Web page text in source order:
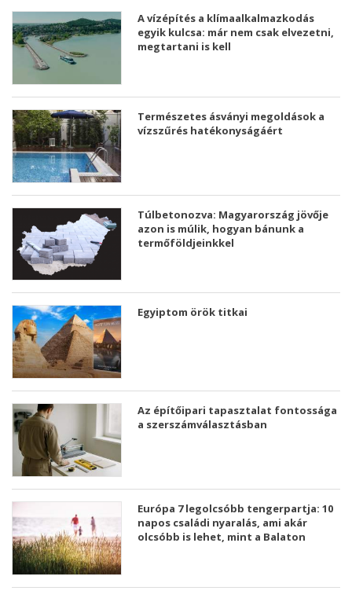
A vízépítés a klímaalkalmazkodás
egyik kulcsa: már nem csak elvezetni,
megtartani is kell
Természetes ásványi megoldások a
vízszűrés hatékonyságáért
Túlbetonozva: Magyarország jövője
azon is múlik, hogyan bánunk a
termőföldjeinkkel
Egyiptom örök titkai
Az építőipari tapasztalat fontossága
a szerszámválasztásban
Európa 7 legolcsóbb tengerpartja: 10
napos családi nyaralás, ami akár
olcsóbb is lehet, mint a Balaton